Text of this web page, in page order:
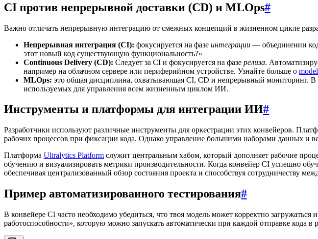
CI против непрерывной доставки (CD) и MLOps#
Важно отличать непрерывную интеграцию от смежных концепций в жизненном цикле
Непрерывная интеграция (CI): фокусируется на фазе интеграции — объединении
этот новый код существующую функциональность?»
Continuous Delivery (CD): Следует за CI и фокусируется на фазе релиза.
например на облачном сервере или периферийном устройстве. Узнайте больше о
MLOps: это общая дисциплина, охватывающая CI, CD и непрерывный мониторинг. В
используемых для управления всем жизненным циклом ИИ.
Инструменты и платформы для интеграции ИИ#
Разработчики используют различные инструменты для оркестрации этих конвейеров.
рабочих процессов при фиксации кода. Однако управление большими наборами данных и
Платформа Ultralytics Platform служит центральным хабом, который дополняет рабочие
обучению и визуализировать метрики производительности. Когда конвейер CI успешно
обеспечивая централизованный обзор состояния проекта и способствуя сотрудничеству
Пример автоматизированного тестирования#
В конвейере CI часто необходимо убедиться, что твоя модель может корректно загружаться
работоспособности», которую можно запускать автоматически при каждой отправке кода в